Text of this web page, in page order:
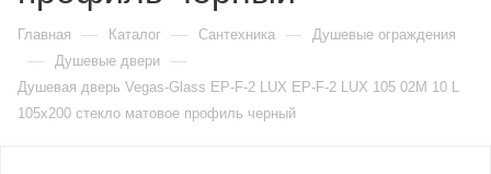
Главная — Каталог — Сантехника — Душевые ограждения
— Душевые двери —
Душевая дверь Vegas-Glass EP-F-2 LUX EP-F-2 LUX 105 02М 10 L
105х200 стекло матовое профиль черный